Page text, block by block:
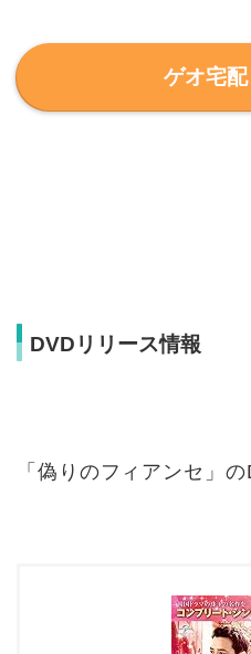
ゲオ宅
DVDリリース情報
「偽りのフィアンセ」